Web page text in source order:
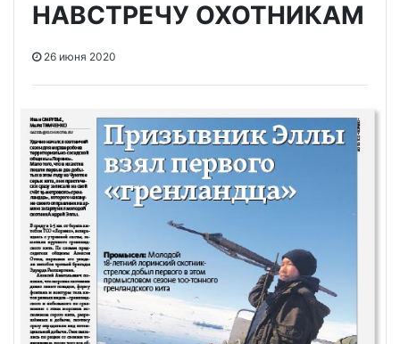
НАВСТРЕЧУ ОХОТНИКАМ
26 июня 2020